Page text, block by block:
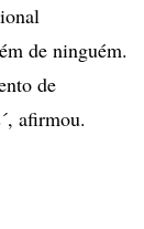
de ninguém.
de
afirmou.